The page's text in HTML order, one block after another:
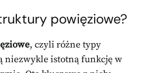
powięziowe?
, czyli różne typy
niezwykle istotną funkcję w